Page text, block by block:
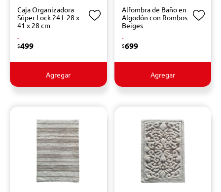
Caja Organizadora
Súper Lock 24 L 28 x
41 x 28 cm
-
$499
Agregar
Alfombra de Baño en
Algodón con Rombos
Beiges
-
$699
Agregar